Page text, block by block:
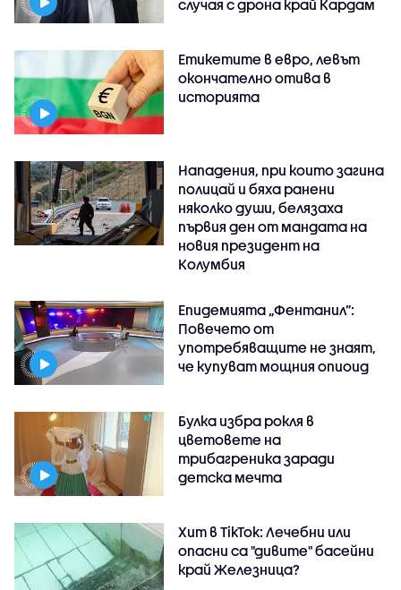
случая с дрона край Кардам
Етикетите в евро, левът
окончателно отива в
историята
Нападения, при които загина
полицай и бяха ранени
няколко души, белязаха
първия ден от мандата на
новия президент на
Колумбия
Епидемията „Фентанил”:
Повечето от
употребяващите не знаят,
че купуват мощния опиоид
Булка избра рокля в
цветовете на
трибагреника заради
детска мечта
Хит в TikTok: Лечебни или
опасни са "дивите" басейни
край Железница?